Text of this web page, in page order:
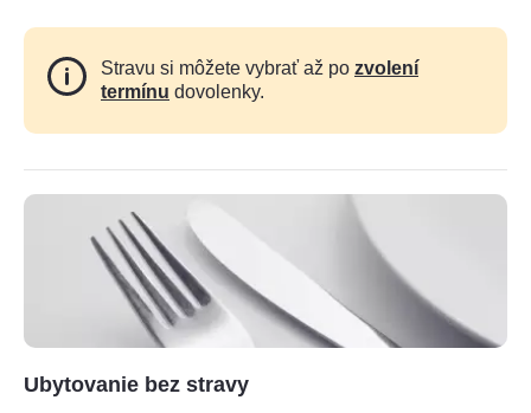
Stravu si môžete vybrať až po zvolení
termínu dovolenky.
Ubytovanie bez stravy